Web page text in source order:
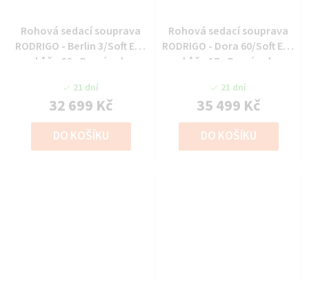
Rohová sedací souprava
RODRIGO - Berlin 3/Soft Eko
kůže 66 - Pravý roh
21 dní
32 699 Kč
DO KOŠÍKU
Rohová sedací souprava
RODRIGO - Dora 60/Soft Eko
kůže 17 - Pravý roh
21 dní
35 499 Kč
DO KOŠÍKU